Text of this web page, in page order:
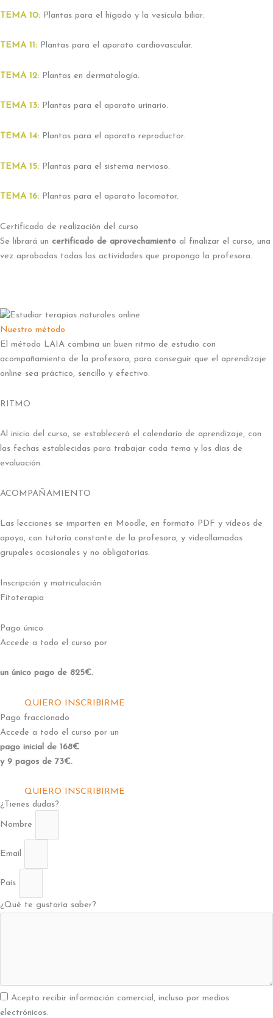
TEMA 10: Plantas para el hígado y la vesícula biliar.
TEMA 11: Plantas para el aparato cardiovascular.
TEMA 12: Plantas en dermatología.
TEMA 13: Plantas para el aparato urinario.
TEMA 14: Plantas para el aparato reproductor.
TEMA 15: Plantas para el sistema nervioso.
TEMA 16: Plantas para el aparato locomotor.
Certificado de realización del curso
Se librará un certificado de aprovechamiento al finalizar el curso, una
vez aprobadas todas las actividades que proponga la profesora.
Nuestro método
El método LAIA combina un buen ritmo de estudio con
acompañamiento de la profesora, para conseguir que el aprendizaje
online sea práctico, sencillo y efectivo.
RITMO
Al inicio del curso, se establecerá el calendario de aprendizaje, con
las fechas establecidas para trabajar cada tema y los días de
evaluación.
ACOMPAÑAMIENTO
Las lecciones se imparten en Moodle, en formato PDF y vídeos de
apoyo, con tutoría constante de la profesora, y videollamadas
grupales ocasionales y no obligatorias.
Inscripción y matriculación
Fitoterapia
Pago único
Accede a todo el curso por
un único pago de 825€.
QUIERO INSCRIBIRME
Pago fraccionado
Accede a todo el curso por un
pago inicial de 168€
y 9 pagos de 73€.
QUIERO INSCRIBIRME
¿Tienes dudas?
Nombre
Email
País
¿Qué te gustaría saber?
Acepto recibir información comercial, incluso por medios
electrónicos.